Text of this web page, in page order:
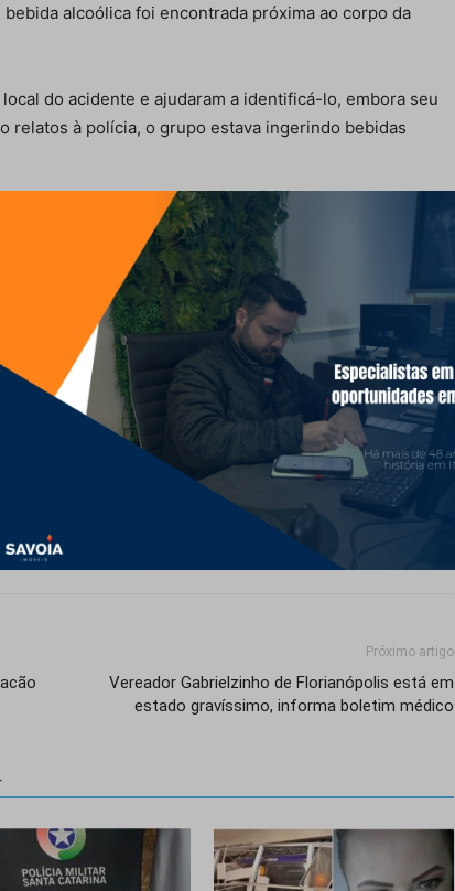
alcoólica foi encontrada próxima ao corpo da
do acidente e ajudaram a identificá-lo, embora seu
relatos à polícia, o grupo estava ingerindo bebidas
Voluntários e Polícia Científica estiveram presentes
realizou o teste do bafômetro, o qual indicou
LinkedIn WhatsApp
Próximo artigo
Vereador Gabrielzinho de Florianópolis está em
estado gravíssimo, informa boletim médico